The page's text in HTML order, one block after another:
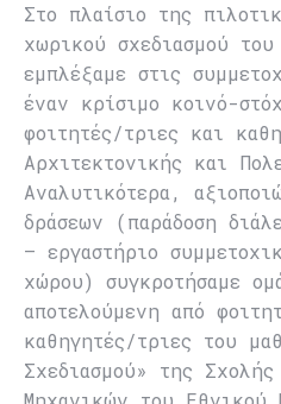
Στο πλαίσιο της
χωρικού σχεδιασμού του
εμπλέξαμε στις
έναν κρίσιμο κοινό-
φοιτητές/τριες και
Αρχιτεκτονικής και
Αναλυτικότερα,
δράσεων (παράδοση
– εργαστήριο
χώρου) συγκροτήσαμε
αποτελούμενη από
καθηγητές/τριες του
Σχεδιασμού» της